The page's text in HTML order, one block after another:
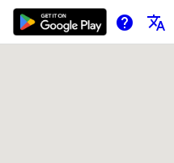
help translate